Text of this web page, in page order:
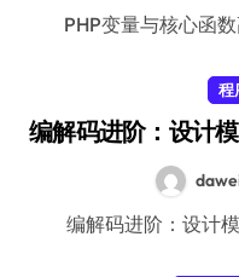
PHP变量与核心函
程
编解码进阶：设计
编解码进阶：设计